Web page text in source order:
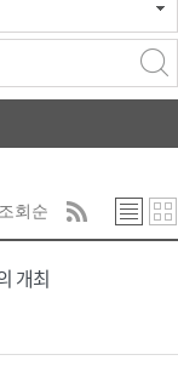
조회순
개최